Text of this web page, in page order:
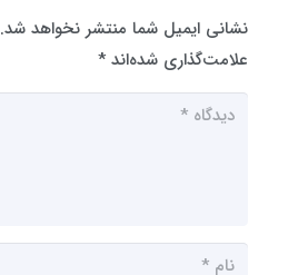
نشانی ایمیل شما منتشر نخواهد شد.
علامت‌گذاری شده‌اند *